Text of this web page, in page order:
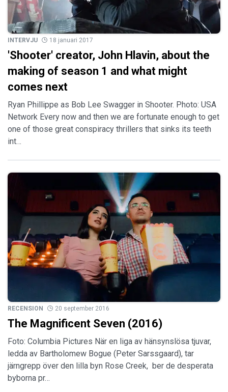
INTERVJU 18 januari 2017
'Shooter' creator, John Hlavin, about the
making of season 1 and what might
comes next
Ryan Phillippe as Bob Lee Swagger in Shooter. Photo: USA
Network Every now and then we are fortunate enough to get
one of those great conspiracy thrillers that sinks its teeth
int…
RECENSION 20 september 2016
The Magnificent Seven (2016)
Foto: Columbia Pictures När en liga av hänsynslösa tjuvar,
ledda av Bartholomew Bogue (Peter Sarssgaard), tar
järngrepp över den lilla byn Rose Creek, ber de desperata
byborna pr…